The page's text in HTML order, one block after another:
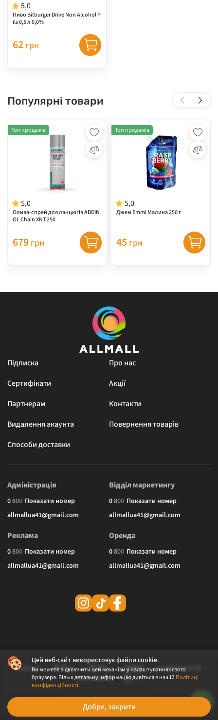
5,0
Пиво Bitburger Drive Non Alcohol P
ils 0,5 л 0,0%
62 грн
Популярні товари
5,0
Олива-спрей для ланцюгів ADDIN
OL Chain XNT 250
Топ продажів
679 грн
5,0
Джем Emmi Малина 250 г
Топ продажів
45 грн
Цей веб-сайт використовує файли cookie.
Ви можете відключити цей механізм у налаштуваннях свого
браузера. Більш детальну інформацію дивіться в нашій Політиці
конфіденційності.
Добре, закрити
Підписка
Про нас
Сертифікати
Акції
Партнерам
Контакти
Видалення акаунта
Повернення товарів
Способи доставки
Адміністрація
0800 Показати номер
allmallua41@gmail.com
Відділ маркетингу
0800 Показати номер
allmallua41@gmail.com
Реклама
0800 Показати номер
allmallua41@gmail.com
Оренда
0800 Показати номер
allmallua41@gmail.com
© 2026 ALLMALL. Всі права захищені.
Політика конфіденційності